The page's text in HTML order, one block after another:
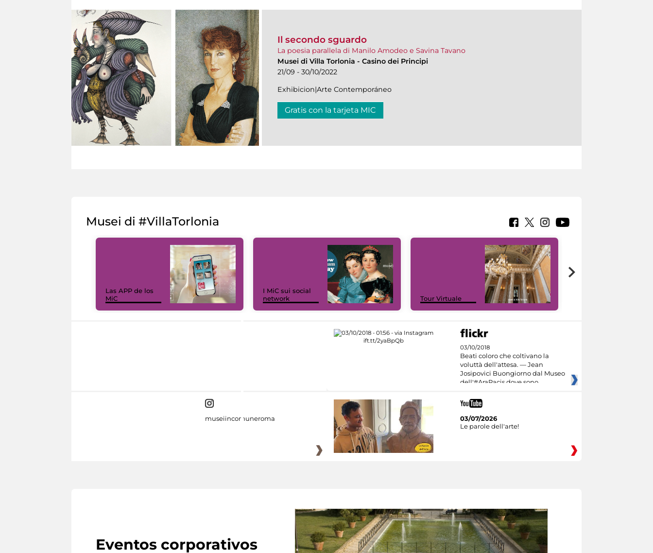
Il secondo sguardo
La poesia parallela di Manilo Amodeo e Savina Tavano
Musei di Villa Torlonia - Casino dei Principi
21/09 - 30/10/2022
Exhibicion|Arte Contemporáneo
Gratis con la tarjeta MIC
Musei di #VillaTorlonia
Las APP de los
MiC
I MiC sui social
network
Tour Virtuale
03/10/2018
Beati coloro che coltivano la
voluttà dell'attesa. — Jean
Josipovici Buongiorno dal Museo
dell'#AraPacis dove sono
museiincomuneroma
03/07/2026
Le parole dell'arte!
Eventos corporativos